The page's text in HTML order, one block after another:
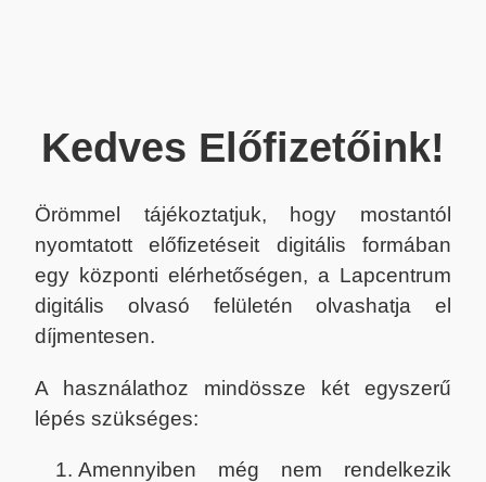
Kedves Előfizetőink!
Örömmel tájékoztatjuk, hogy mostantól
nyomtatott előfizetéseit digitális formában
egy központi elérhetőségen, a Lapcentrum
digitális olvasó felületén olvashatja el
díjmentesen.
A használathoz mindössze két egyszerű
lépés szükséges:
Amennyiben még nem rendelkezik